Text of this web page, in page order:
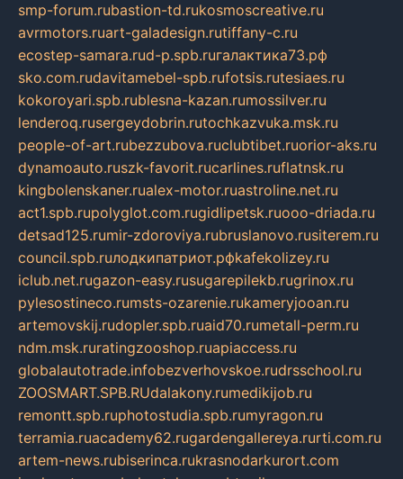
smp-forum.rubastion-td.rukosmoscreative.ru
avrmotors.ruart-galadesign.rutiffany-c.ru
ecostep-samara.rud-p.spb.ruгалактика73.рф
sko.com.rudavitamebel-spb.rufotsis.rutesiaes.ru
kokoroyari.spb.rublesna-kazan.rumossilver.ru
lenderoq.rusergeydobrin.rutochkazvuka.msk.ru
people-of-art.rubezzubova.ruclubtibet.ruorior-aks.ru
dynamoauto.ruszk-favorit.rucarlines.ruflatnsk.ru
kingbolenskaner.rualex-motor.ruastroline.net.ru
act1.spb.rupolyglot.com.rugidlipetsk.ruooo-driada.ru
detsad125.rumir-zdoroviya.rubruslanovo.rusiterem.ru
council.spb.ruлодкипатриот.рфkafekolizey.ru
iclub.net.rugazon-easy.rusugarepilekb.rugrinox.ru
pylesostineco.rumsts-ozarenie.rukameryjooan.ru
artemovskij.rudopler.spb.ruaid70.rumetall-perm.ru
ndm.msk.ruratingzooshop.ruapiaccess.ru
globalautotrade.infobezverhovskoe.rudrsschool.ru
ZOOSMART.SPB.RUdalakony.rumedikijob.ru
remontt.spb.ruphotostudia.spb.rumyragon.ru
terramia.ruacademy62.rugardengallereya.rurti.com.ru
artem-news.rubiserinca.rukrasnodarkurort.com